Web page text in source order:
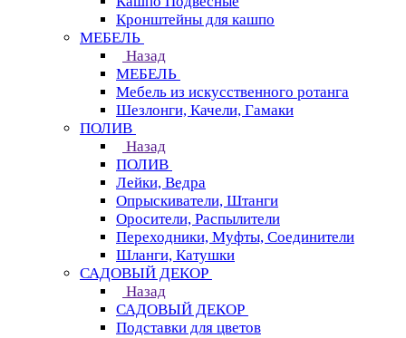
Кронштейны для кашпо
МЕБЕЛЬ
Назад
МЕБЕЛЬ
Мебель из искусственного ротанга
Шезлонги, Качели, Гамаки
ПОЛИВ
Назад
ПОЛИВ
Лейки, Ведра
Опрыскиватели, Штанги
Оросители, Распылители
Переходники, Муфты, Соединители
Шланги, Катушки
САДОВЫЙ ДЕКОР
Назад
САДОВЫЙ ДЕКОР
Подставки для цветов